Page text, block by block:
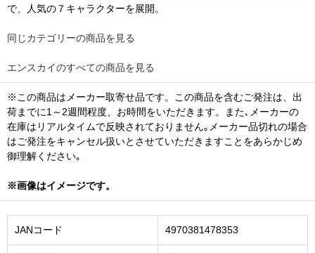
で、人気の７キャラクターを展開。
同じカテゴリーの商品を見る
エンスカイのすべての商品を見る
※この商品はメーカー取寄せ品です。この商品を含むご発注は、出
荷までに1～2週間程度、お時間をいただきます。また､メーカーの
在庫はリアルタイムで反映されておりません｡メーカー品切れの場合
はご発注をキャンセル扱いとさせていただきますことをあらかじめ
御理解ください｡
※画像はイメージです。
JANコード 4970381478353